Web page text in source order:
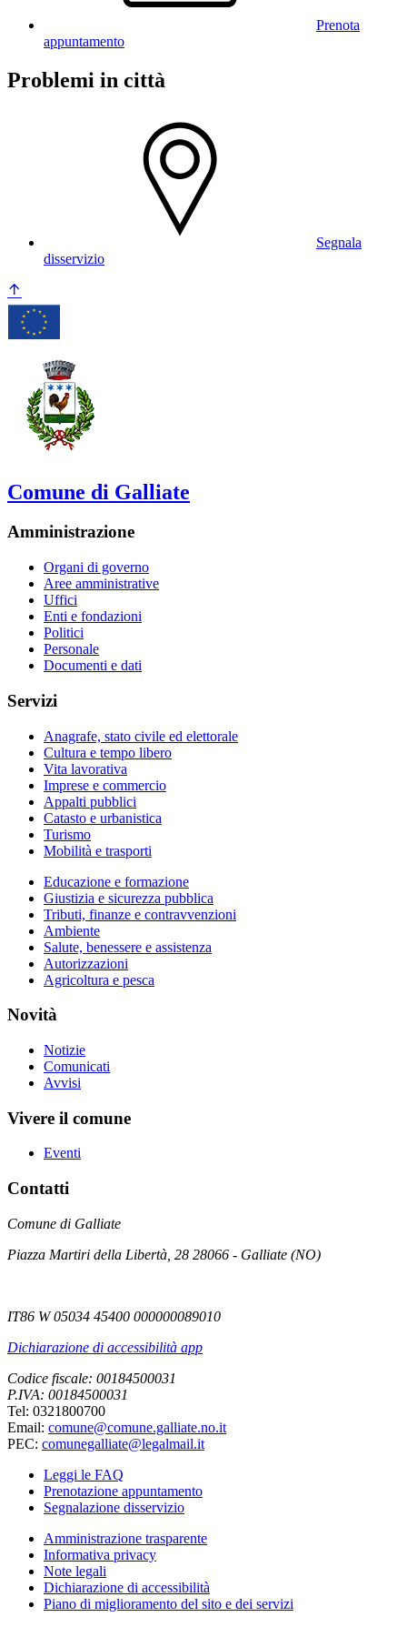
Prenota
appuntamento
Problemi in città
Segnala
disservizio
Comune di Galliate
Amministrazione
Organi di governo
Aree amministrative
Uffici
Enti e fondazioni
Politici
Personale
Documenti e dati
Servizi
Anagrafe, stato civile ed elettorale
Cultura e tempo libero
Vita lavorativa
Imprese e commercio
Appalti pubblici
Catasto e urbanistica
Turismo
Mobilità e trasporti
Educazione e formazione
Giustizia e sicurezza pubblica
Tributi, finanze e contravvenzioni
Ambiente
Salute, benessere e assistenza
Autorizzazioni
Agricoltura e pesca
Novità
Notizie
Comunicati
Avvisi
Vivere il comune
Eventi
Contatti
Comune di Galliate
Piazza Martiri della Libertà, 28 28066 - Galliate (NO)
IT86 W 05034 45400 000000089010
Dichiarazione di accessibilità app
Codice fiscale: 00184500031
P.IVA: 00184500031
Tel: 0321800700
Email: comune@comune.galliate.no.it
PEC: comunegalliate@legalmail.it
Leggi le FAQ
Prenotazione appuntamento
Segnalazione disservizio
Amministrazione trasparente
Informativa privacy
Note legali
Dichiarazione di accessibilità
Piano di miglioramento del sito e dei servizi